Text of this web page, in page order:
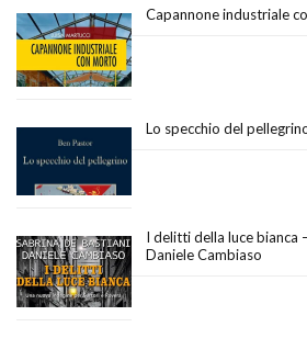
Capannone industriale
Lo specchio del
I delitti della luce bianca
Daniele Cambiaso